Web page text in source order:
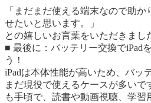
「まだまだ使える端末なので助
せたいと思います。」
との嬉しいお言葉をいただきまし
■ 最後に：バッテリー交換でiPad
う！
iPadは本体性能が高いため、バッ
まだ現役で使えるケースが多いで
も手頃で、読書や動画視聴、学